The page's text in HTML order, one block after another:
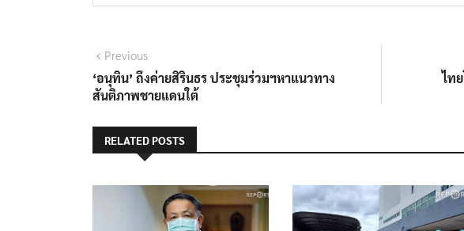
แนะแนว
เรื่อง
PreviousPrevious
post:
‘อนุทิน’ ถึงค่ายสิรินธร ประชุมร่วมฯหาแนวทาง
สันติภาพชายแดนใต้
ไท
RELATED POSTS